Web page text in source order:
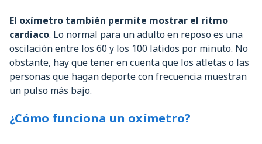
El oxímetro también permite mostrar el ritmo
cardiaco. Lo normal para un adulto en reposo es una
oscilación entre los 60 y los 100 latidos por minuto. No
obstante, hay que tener en cuenta que los atletas o las
personas que hagan deporte con frecuencia muestran
un pulso más bajo.
¿Cómo funciona un oxímetro?